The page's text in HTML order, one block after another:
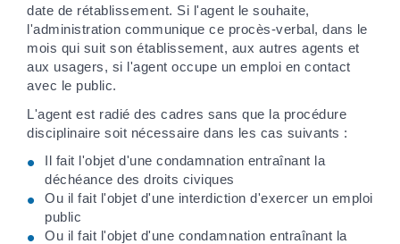
date de rétablissement. Si l'agent le souhaite,
l'administration communique ce procès-verbal, dans le
mois qui suit son établissement, aux autres agents et
aux usagers, si l'agent occupe un emploi en contact
avec le public.
L'agent est radié des cadres sans que la procédure
disciplinaire soit nécessaire dans les cas suivants :
Il fait l'objet d'une condamnation entraînant la
déchéance des droits civiques
Ou il fait l'objet d'une interdiction d'exercer un emploi
public
Ou il fait l'objet d'une condamnation entraînant la